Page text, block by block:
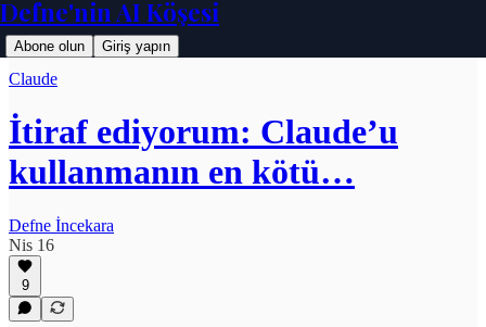
Defne'nin AI Köşesi
Abone olun Giriş yapın
Claude
İtiraf ediyorum: Claude’u
kullanmanın en kötü…
Defne İncekara
Nis 16
9